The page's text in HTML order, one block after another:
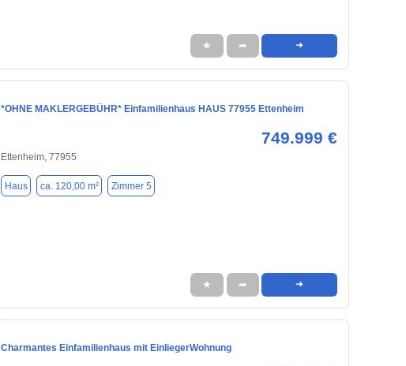
★ ➦ ➜
*OHNE MAKLERGEBÜHR* Einfamilienhaus HAUS 77955 Ettenheim
749.999 €
Ettenheim, 77955
Haus ca. 120,00 m² Zimmer 5
★ ➦ ➜
Charmantes Einfamilienhaus mit EinliegerWohnung